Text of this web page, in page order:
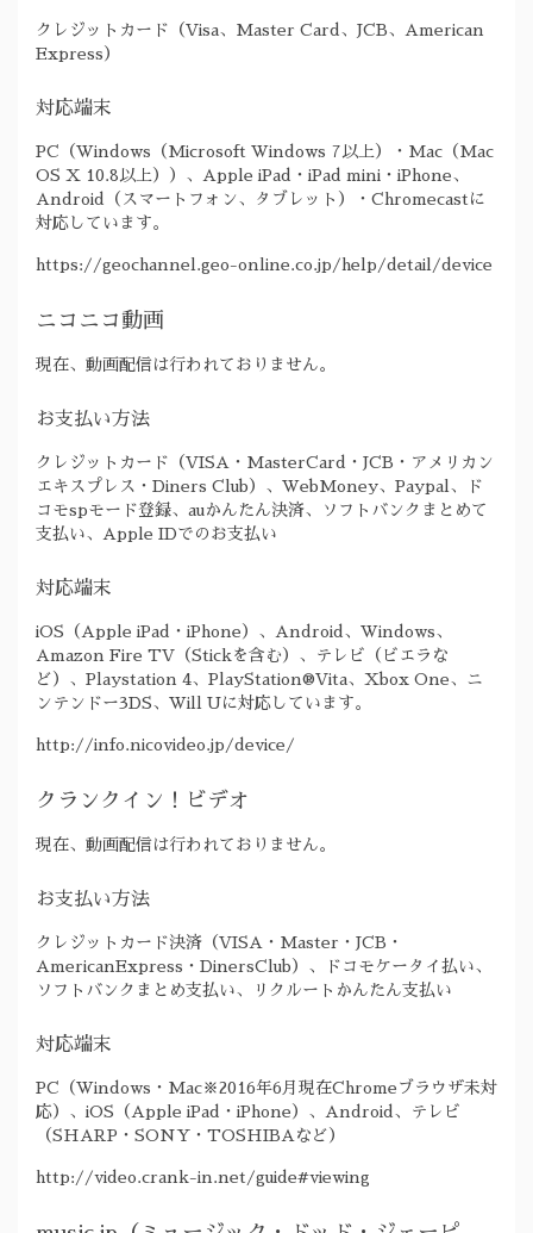
クレジットカード（Visa、Master Card、JCB、American
Express）
対応端末
PC（Windows（Microsoft Windows 7以上）・Mac（Mac
OS X 10.8以上））、Apple iPad・iPad mini・iPhone、
Android（スマートフォン、タブレット）・Chromecastに
対応しています。
https://geochannel.geo-online.co.jp/help/detail/device
ニコニコ動画
現在、動画配信は行われておりません。
お支払い方法
クレジットカード（VISA・MasterCard・JCB・アメリカン
エキスプレス・Diners Club）、WebMoney、Paypal、ド
コモspモード登録、auかんたん決済、ソフトバンクまとめて
支払い、Apple IDでのお支払い
対応端末
iOS（Apple iPad・iPhone）、Android、Windows、
Amazon Fire TV（Stickを含む）、テレビ（ビエラな
ど）、Playstation 4、PlayStation®Vita、Xbox One、ニ
ンテンドー3DS、Will Uに対応しています。
http://info.nicovideo.jp/device/
クランクイン！ビデオ
現在、動画配信は行われておりません。
お支払い方法
クレジットカード決済（VISA・Master・JCB・
AmericanExpress・DinersClub）、ドコモケータイ払い、
ソフトバンクまとめ支払い、リクルートかんたん支払い
対応端末
PC（Windows・Mac※2016年6月現在Chromeブラウザ未対
応）、iOS（Apple iPad・iPhone）、Android、テレビ
（SHARP・SONY・TOSHIBAなど）
http://video.crank-in.net/guide#viewing